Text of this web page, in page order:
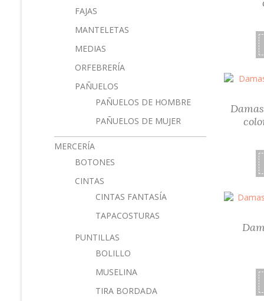
FAJAS
MANTELETAS
MEDIAS
ORFEBRERÍA
PAÑUELOS
PAÑUELOS DE HOMBRE
PAÑUELOS DE MUJER
MERCERÍA
BOTONES
CINTAS
CINTAS FANTASÍA
TAPACOSTURAS
PUNTILLAS
BOLILLO
MUSELINA
TIRA BORDADA